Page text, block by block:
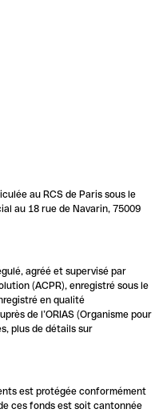
au RCS de Paris sous le
au 18 rue de Navarin, 75009
agréé et supervisé par
(ACPR), enregistré sous le
en qualité
de l’ORIAS (Organisme pour
plus de détails sur
est protégée conformément
ces fonds est soit cantonnée